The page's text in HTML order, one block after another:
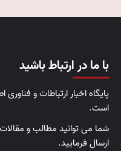
با ما در ارتباط باشید
پایگاه اخبار ارتباطات و
است.
ارسال فرمایید.